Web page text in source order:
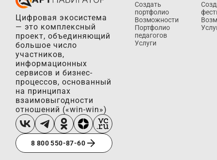
Цифровая экосистема
— это комплексный
проект, объединяющий
большое число
участников,
информационных
сервисов и бизнес-
процессов, основанный
на принципах
взаимовыгодности
отношений («win-win»)
8 800 550-87-60
Создать
портфолио
Возможности
Портфолио
педагогов
Услуги